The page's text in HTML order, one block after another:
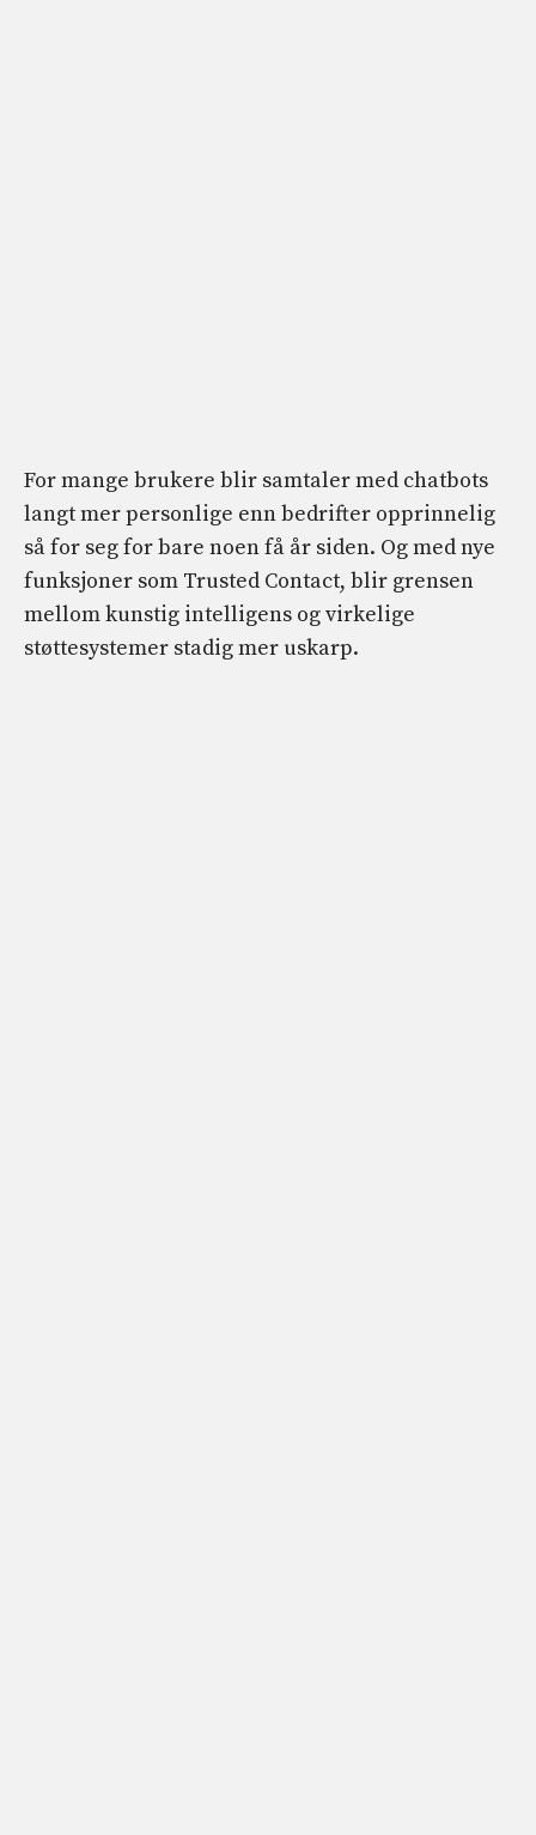
For mange brukere blir samtaler med chatbots
langt mer personlige enn bedrifter opprinnelig
så for seg for bare noen få år siden. Og med nye
funksjoner som Trusted Contact, blir grensen
mellom kunstig intelligens og virkelige
støttesystemer stadig mer uskarp.